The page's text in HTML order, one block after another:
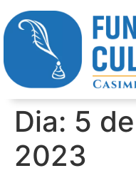
Dia: 5
2023